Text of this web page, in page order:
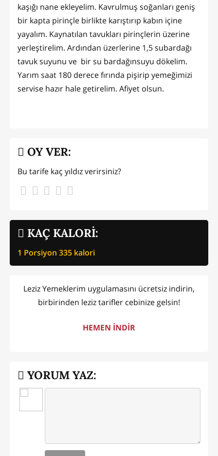
kaşığı nane ekleyelim. Kavrulmuş soğanları geniş
bir kapta pirinçle birlikte karıştırıp kabın içine
yayalım. Kaynatılan tavukları pirinçlerin üzerine
yerleştirelim. Ardından üzerlerine 1,5 subardağı
tavuk suyunu ve bir su bardağınsuyu dökelim.
Yarım saat 180 derece fırında pişirip yemeğimizi
servise hazır hale getirelim. Afiyet olsun.
KAÇ KALORİ:
1 Porsiyon 335 kalori
OY VER:
Bu tarife kaç yıldız verirsiniz?
Leziz Yemeklerim uygulamasını ücretsiz indirin,
birbirinden leziz tarifler cebinize gelsin!
HEMEN İNDİR
YORUM YAZ: